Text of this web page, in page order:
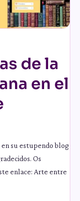
de la
en el
en su estupendo blog
Os
enlace: Arte entre